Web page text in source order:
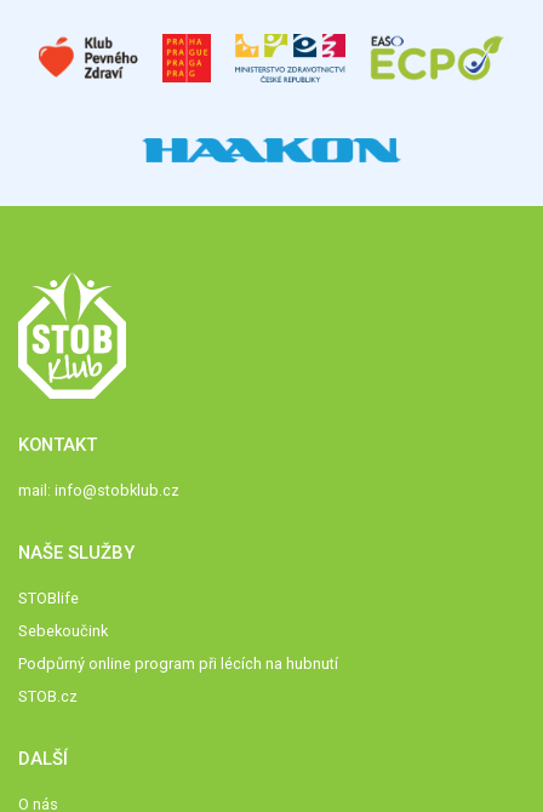
KONTAKT
mail: info@stobklub.cz
NAŠE SLUŽBY
STOBlife
Sebekoučink
Podpůrný online program při lécích na hubnutí
STOB.cz
DALŠÍ
O nás